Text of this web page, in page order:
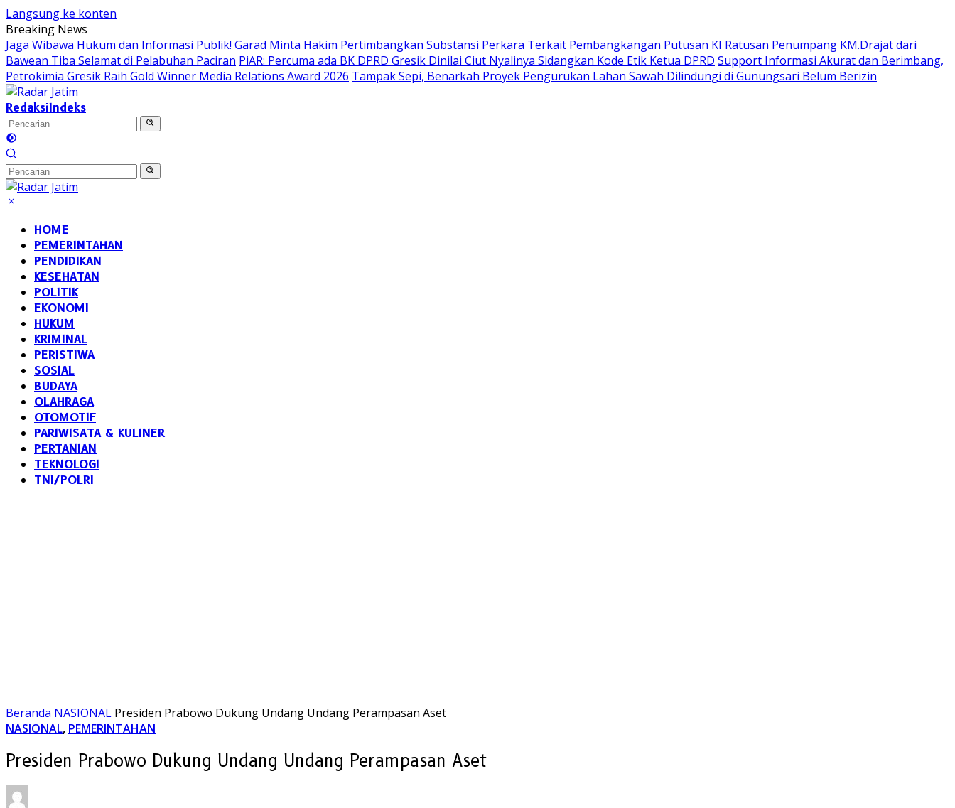
Langsung ke konten
Breaking News
Jaga Wibawa Hukum dan Informasi Publik! Garad Minta Hakim Pertimbangkan Substansi Perkara Terkait Pembangkangan Putusan KI Ratusan Penumpang KM.Drajat dari
Bawean Tiba Selamat di Pelabuhan Paciran PiAR: Percuma ada BK DPRD Gresik Dinilai Ciut Nyalinya Sidangkan Kode Etik Ketua DPRD Support Informasi Akurat dan Berimbang,
Petrokimia Gresik Raih Gold Winner Media Relations Award 2026 Tampak Sepi, Benarkah Proyek Pengurukan Lahan Sawah Dilindungi di Gunungsari Belum Berizin
RedaksiIndeks
HOME
PEMERINTAHAN
PENDIDIKAN
KESEHATAN
POLITIK
EKONOMI
HUKUM
KRIMINAL
PERISTIWA
SOSIAL
BUDAYA
OLAHRAGA
OTOMOTIF
PARIWISATA & KULINER
PERTANIAN
TEKNOLOGI
TNI/POLRI
Beranda NASIONAL Presiden Prabowo Dukung Undang Undang Perampasan Aset
NASIONAL, PEMERINTAHAN
Presiden Prabowo Dukung Undang Undang Perampasan Aset